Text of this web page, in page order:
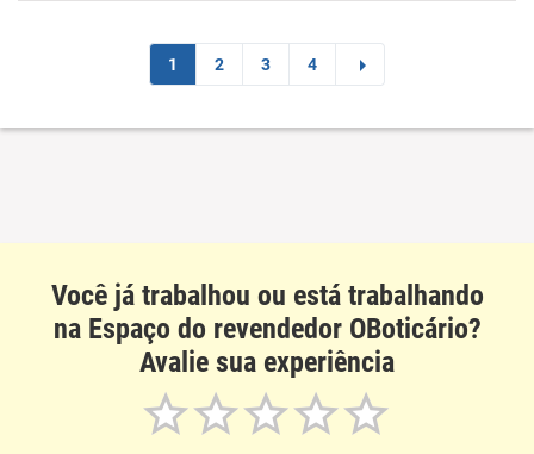
Recomenda a diretoria
1 2 3 4
Você já trabalhou ou está trabalhando
na Espaço do revendedor OBoticário?
Avalie sua experiência